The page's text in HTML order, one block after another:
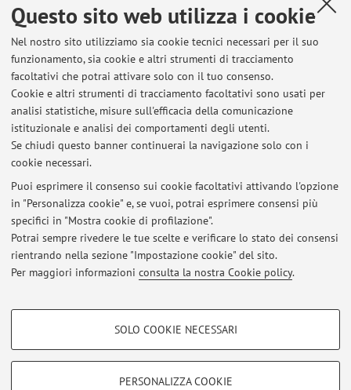
Questo sito web utilizza i cookie
Nel nostro sito utilizziamo sia cookie tecnici necessari per il suo
funzionamento, sia cookie e altri strumenti di tracciamento
facoltativi che potrai attivare solo con il tuo consenso.
Cookie e altri strumenti di tracciamento facoltativi sono usati per
analisi statistiche, misure sull'efficacia della comunicazione
istituzionale e analisi dei comportamenti degli utenti.
Se chiudi questo banner continuerai la navigazione solo con i
cookie necessari.
Puoi esprimere il consenso sui cookie facoltativi attivando l'opzione
in "Personalizza cookie" e, se vuoi, potrai esprimere consensi più
specifici in "Mostra cookie di profilazione".
Potrai sempre rivedere le tue scelte e verificare lo stato dei consensi
rientrando nella sezione "Impostazione cookie" del sito.
Per maggiori informazioni consulta la nostra Cookie policy.
COOKIE DI PROFILAZIONE - FACOLTATIVI
SOLO COOKIE NECESSARI
PERSONALIZZA COOKIE
inheritance, DUI). Ben noto è il contributo mitocondriale
nella formazione delle cellule germinali degli animali,
soprattutto a livello del nuage, organello citoplasmatico
senza membrane in cui si aggregano molecole
indispensabili per la determinazione della linea germinale
assieme a mitocondri. Da allora ho focalizzato la mia ricerca
sullo studio delle relazioni tramitocondri e assemblaggio
del plasma germinale.
Ultimi avvisi
Al momento non sono presenti avvisi.
Area riservata
Accedi tramiteloginper gestire tutti i contenuti del sito.